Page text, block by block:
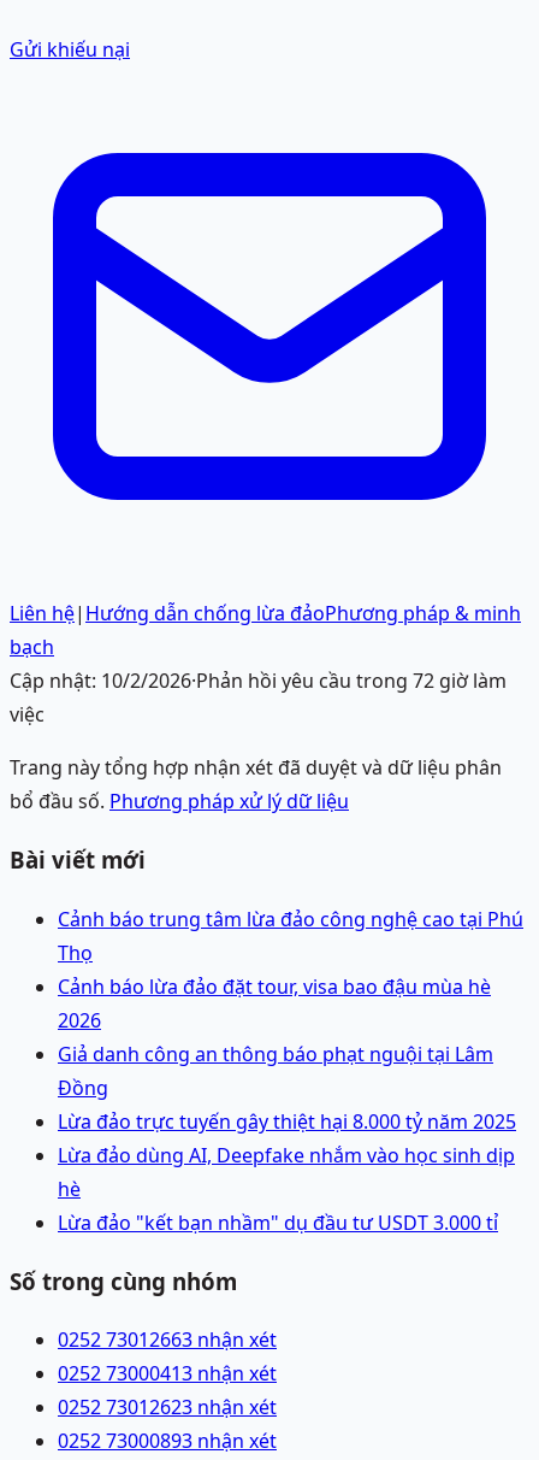
Gửi khiếu nại
Liên hệ| Hướng dẫn chống lừa đảoPhương pháp & minh
bạch
Cập nhật: 10/2/2026·Phản hồi yêu cầu trong 72 giờ làm
việc
Trang này tổng hợp nhận xét đã duyệt và dữ liệu phân
bổ đầu số. Phương pháp xử lý dữ liệu
Bài viết mới
Cảnh báo trung tâm lừa đảo công nghệ cao tại Phú
Thọ
Cảnh báo lừa đảo đặt tour, visa bao đậu mùa hè
2026
Giả danh công an thông báo phạt nguội tại Lâm
Đồng
Lừa đảo trực tuyến gây thiệt hại 8.000 tỷ năm 2025
Lừa đảo dùng AI, Deepfake nhắm vào học sinh dịp
hè
Lừa đảo "kết bạn nhầm" dụ đầu tư USDT 3.000 tỉ
Số trong cùng nhóm
0252 73012663 nhận xét
0252 73000413 nhận xét
0252 73012623 nhận xét
0252 73000893 nhận xét